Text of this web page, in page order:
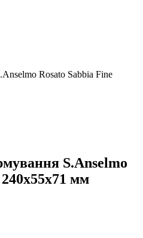
Rosato Sabbia Fine
S.Anselmo
мм